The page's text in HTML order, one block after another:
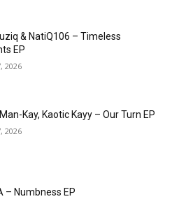
& NatiQ106 – Timeless
EP
2026
Kay, Kaotic Kayy – Our Turn EP
2026
– Numbness EP